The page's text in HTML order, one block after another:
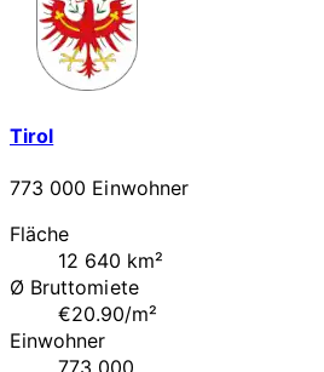
Tirol
773 000 Einwohner
Fläche
12 640 km²
Ø Bruttomiete
€20.90/m²
Einwohner